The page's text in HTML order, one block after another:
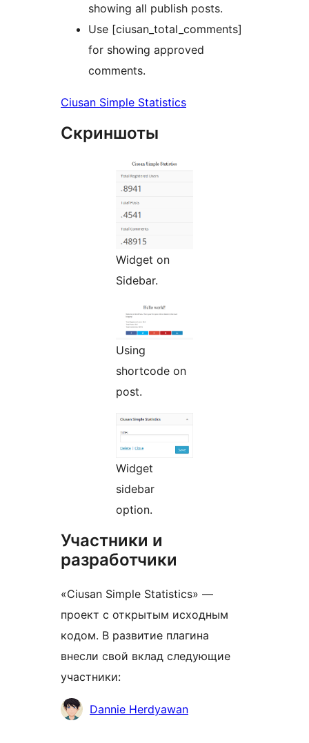
showing all publish posts.
Use [ciusan_total_comments]
for showing approved
comments.
Ciusan Simple Statistics
Скриншоты
Widget on
Sidebar.
Using
shortcode on
post.
Widget
sidebar
option.
Участники и
разработчики
«Ciusan Simple Statistics» —
проект с открытым исходным
кодом. В развитие плагина
внесли свой вклад следующие
участники:
УчастникиDannie Herdyawan